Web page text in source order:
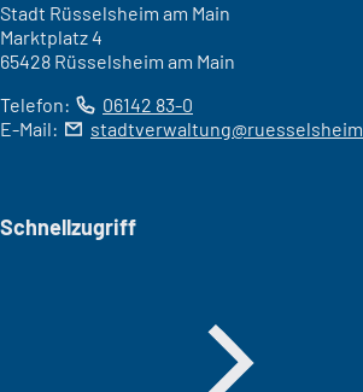
Stadt Rüsselsheim am Main
Marktplatz 4
65428 Rüsselsheim am Main
Telefon:
06142 83-0
E-Mail:
stadtverwaltung ruesselsheim
Schnellzugriff